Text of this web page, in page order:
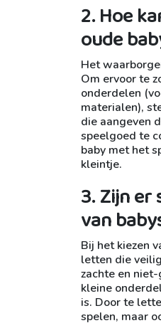
2. Hoe
oude
Het
Om ervoor te
onderdelen
materialen),
die aangeven
speelgoed te
baby met het
kleintje.
3. Zijn
van
Bij het kiezen
letten die
zachte en
kleine
is. Door te
spelen, maar